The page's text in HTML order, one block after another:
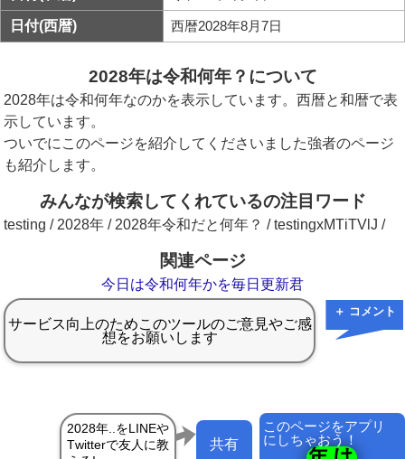
日付(西暦) 西暦2028年8月7日
2028年は令和何年？について
2028年は令和何年なのかを表示しています。西暦と和暦で表
示しています。
ついでにこのページを紹介してくださいました強者のページ
も紹介します。
みんなが検索してくれているの注目ワード
testing / 2028年 / 2028年令和だと何年？ / testingxMTiTVlJ /
関連ページ
今日は令和何年かを毎日更新君
＋ コメント
このページをアプリ
にしちゃおう！
共有